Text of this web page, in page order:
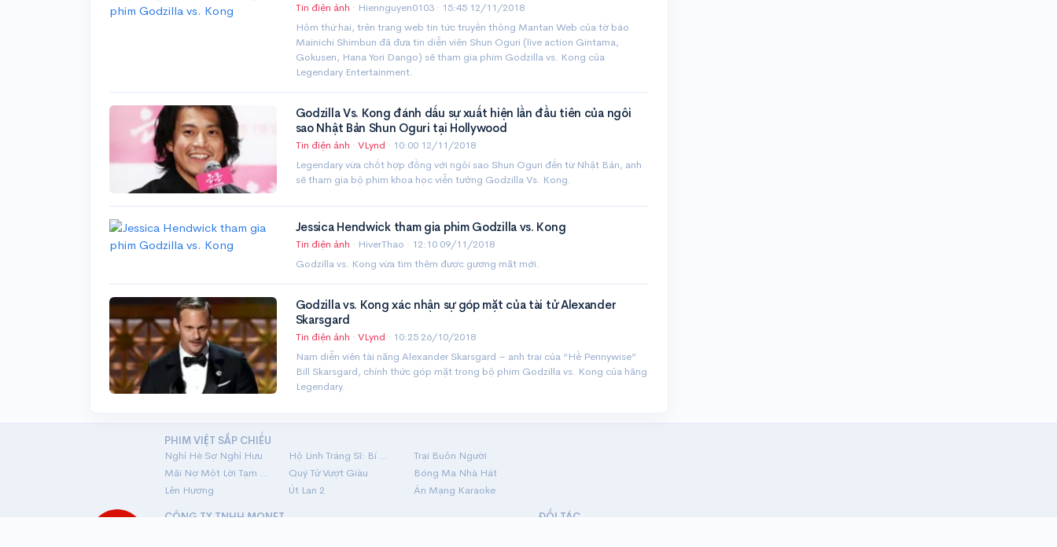
Tin điện ảnh · Hiennguyen0103 · 15:45 12/11/2018
Hôm thứ hai, trên trang web tin tức truyền thông Mantan Web của tờ báo
Mainichi Shimbun đã đưa tin diễn viên Shun Oguri (live action Gintama,
Gokusen, Hana Yori Dango) sẽ tham gia phim Godzilla vs. Kong của
Legendary Entertainment.
Godzilla Vs. Kong đánh dấu sự xuất hiện lần đầu tiên của ngôi
sao Nhật Bản Shun Oguri tại Hollywood
Tin điện ảnh · VLynd · 10:00 12/11/2018
Legendary vừa chốt hợp đồng với ngôi sao Shun Oguri đến từ Nhật Bản, anh
sẽ tham gia bộ phim khoa học viễn tưởng Godzilla Vs. Kong.
Jessica Hendwick tham gia phim Godzilla vs. Kong
Tin điện ảnh · HiverThao · 12:10 09/11/2018
Godzilla vs. Kong vừa tìm thêm được gương mặt mới.
Godzilla vs. Kong xác nhận sự góp mặt của tài tử Alexander
Skarsgard
Tin điện ảnh · VLynd · 10:25 26/10/2018
Nam diễn viên tài năng Alexander Skarsgard – anh trai của “Hề Pennywise”
Bill Skarsgard, chính thức góp mặt trong bộ phim Godzilla vs. Kong của hãng
Legendary.
PHIM VIỆT SẮP CHIẾU
Nghỉ Hè Sợ Nghỉ Hưu
Hộ Linh Tráng Sĩ: Bí Ẩn Mộ Vua Đinh
Trại Buôn Người
Mãi Nợ Một Lời Tạm Biệt
Quý Tử Vượt Giàu
Bóng Ma Nhà Hát
Lên Hương
Út Lan 2
Án Mạng Karaoke
CÔNG TY TNHH MONET
ĐỐI TÁC